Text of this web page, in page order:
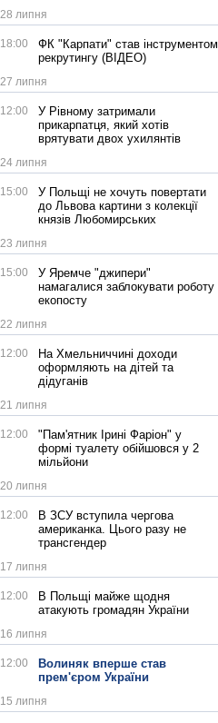
28 липня
18:00
ФК "Карпати" став інструментом
рекрутингу (ВІДЕО)
27 липня
12:00
У Рівному затримали
прикарпатця, який хотів
врятувати двох ухилянтів
24 липня
15:00
У Польщі не хочуть повертати
до Львова картини з колекції
князів Любомирських
23 липня
15:00
У Яремче "джипери"
намагалися заблокувати роботу
екопосту
22 липня
12:00
На Хмельниччині доходи
оформляють на дітей та
дідуганів
21 липня
12:00
"Пам'ятник Ірині Фаріон" у
формі туалету обійшовся у 2
мільйони
20 липня
12:00
В ЗСУ вступила чергова
американка. Цього разу не
трансгендер
17 липня
12:00
В Польщі майже щодня
атакують громадян України
16 липня
12:00
Волиняк вперше став
прем'єром України
15 липня